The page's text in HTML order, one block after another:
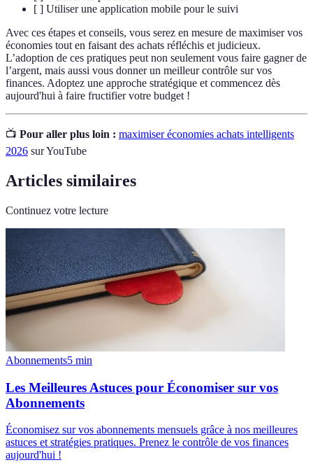
[ ] Utiliser une application mobile pour le suivi
Avec ces étapes et conseils, vous serez en mesure de maximiser vos
économies tout en faisant des achats réfléchis et judicieux.
L’adoption de ces pratiques peut non seulement vous faire gagner de
l’argent, mais aussi vous donner un meilleur contrôle sur vos
finances. Adoptez une approche stratégique et commencez dès
aujourd'hui à faire fructifier votre budget !
📺 Pour aller plus loin : maximiser économies achats intelligents
2026 sur YouTube
Articles similaires
Continuez votre lecture
Abonnements5 min
Les Meilleures Astuces pour Économiser sur vos
Abonnements
Économisez sur vos abonnements mensuels grâce à nos meilleures
astuces et stratégies pratiques. Prenez le contrôle de vos finances
aujourd'hui !